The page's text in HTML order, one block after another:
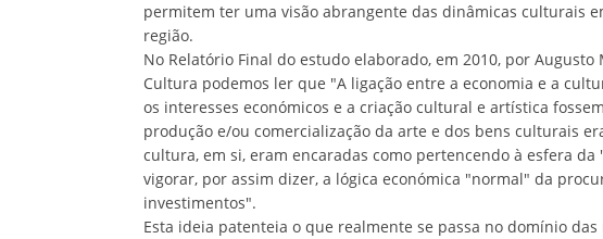
permitem ter uma visão abrangente das dinâmicas culturais
região.
No Relatório Final do estudo elaborado, em 2010, por
Cultura podemos ler que "A ligação entre a economia e a
os interesses económicos e a criação cultural e artística
produção e/ou comercialização da arte e dos bens culturais
cultura, em si, eram encaradas como pertencendo à esfera
vigorar, por assim dizer, a lógica económica "normal" da
investimentos".
Esta ideia patenteia o que realmente se passa no domínio